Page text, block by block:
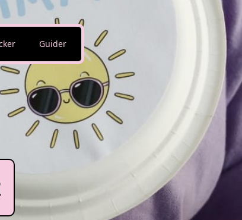
Guider